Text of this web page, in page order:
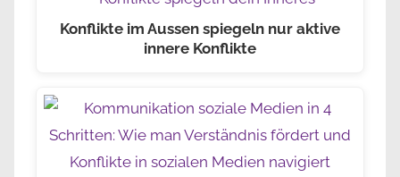
Konflikte im Aussen spiegeln nur aktive
innere Konflikte